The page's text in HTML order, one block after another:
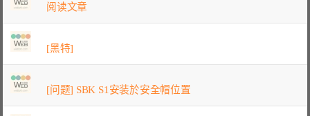
阅读文章
[黑特]
[问题] SBK S1安装於安全帽位置